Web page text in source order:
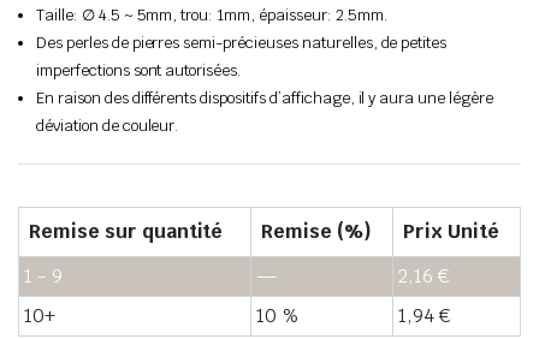
Taille: ∅ 4.5 ~ 5mm, trou: 1mm, épaisseur: 2.5mm.
Des perles de pierres semi-précieuses naturelles, de petites
imperfections sont autorisées.
En raison des différents dispositifs d’affichage, il y aura une légère
déviation de couleur.
Remise sur quantité Remise (%)
Prix Unité
1 - 9
— 2,16 €
10+
10 % 1,94€